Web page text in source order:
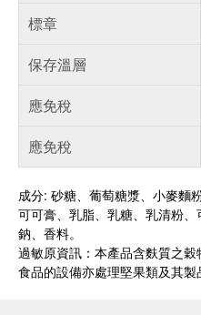
標章
保存溫層
應免稅
應免稅
成分: 砂糖、葡萄糖漿、小麥麵
可可膏、乳脂、乳糖、乳清粉
鈉、香料。
過敏原資訊：本產品含麩質之
食品的設備亦處理堅果類及其製